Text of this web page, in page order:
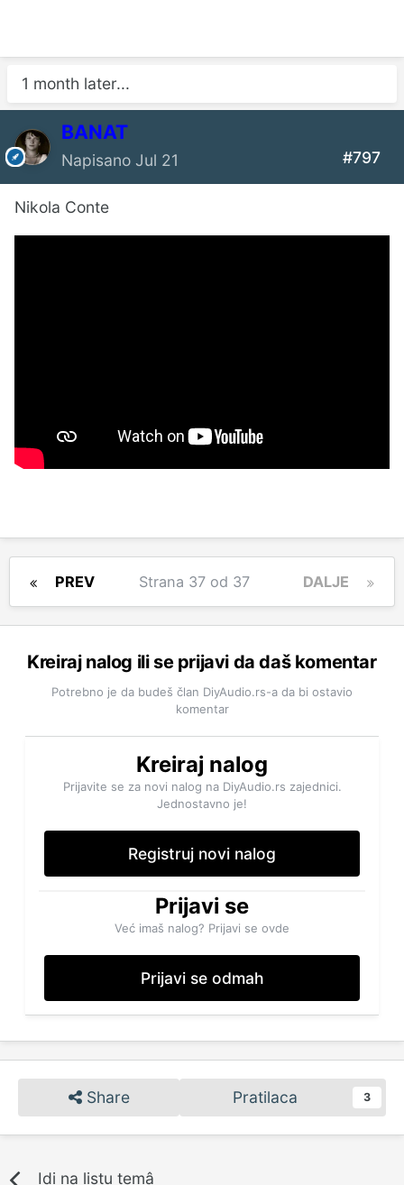
1 month later...
BANAT
Napisano Jul 21 #797
Nikola Conte
PREV DALJE
Strana 37 od 37
Kreiraj nalog ili se prijavi da daš komentar
Potrebno je da budeš član DiyAudio.rs-a da bi ostavio
komentar
Kreiraj nalog
Prijavite se za novi nalog na DiyAudio.rs zajednici.
Jednostavno je!
Registruj novi nalog
Prijavi se
Već imaš nalog? Prijavi se ovde
Prijavi se odmah
Share Pratilaca 3
Idi na listu temâ